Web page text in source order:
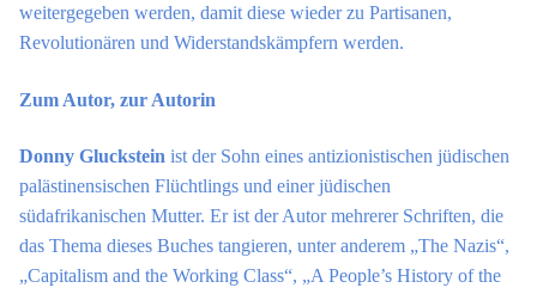
weitergegeben werden, damit diese wieder zu Partisanen,
Revolutionären und Widerstandskämpfern werden.
Zum Autor, zur Autorin
Donny Gluckstein ist der Sohn eines antizionistischen jüdischen
palästinensischen Flüchtlings und einer jüdischen
südafrikanischen Mutter. Er ist der Autor mehrerer Schriften, die
das Thema dieses Buches tangieren, unter anderem „The Nazis“,
„Capitalism and the Working Class“, „A People’s History of the